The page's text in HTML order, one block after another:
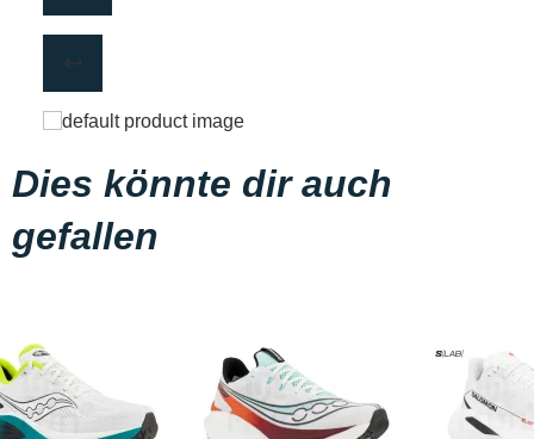
Dies könnte dir auch
gefallen